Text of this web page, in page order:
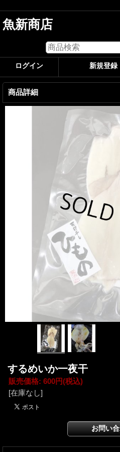
魚新商店
ログイン 新規登録
商品詳細
するめいか一夜干
販売価格: 600円(税込)
[在庫なし]